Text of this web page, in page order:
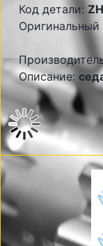
Код детали:
Оригинальный
Описание: